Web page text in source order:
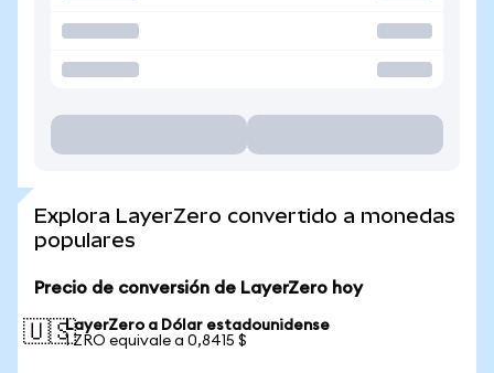
Explora LayerZero convertido a monedas
populares
Precio de conversión de LayerZero hoy
🇺🇸LayerZero a Dólar estadounidense
1 ZRO equivale a 0,8415 $